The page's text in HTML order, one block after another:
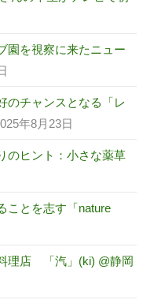
園を視察に来たニュー
のチャンスとなる「レ
年8月23日
のヒント：小さな薬草
ことを志す「nature
理店 「汽」(ki) @静岡